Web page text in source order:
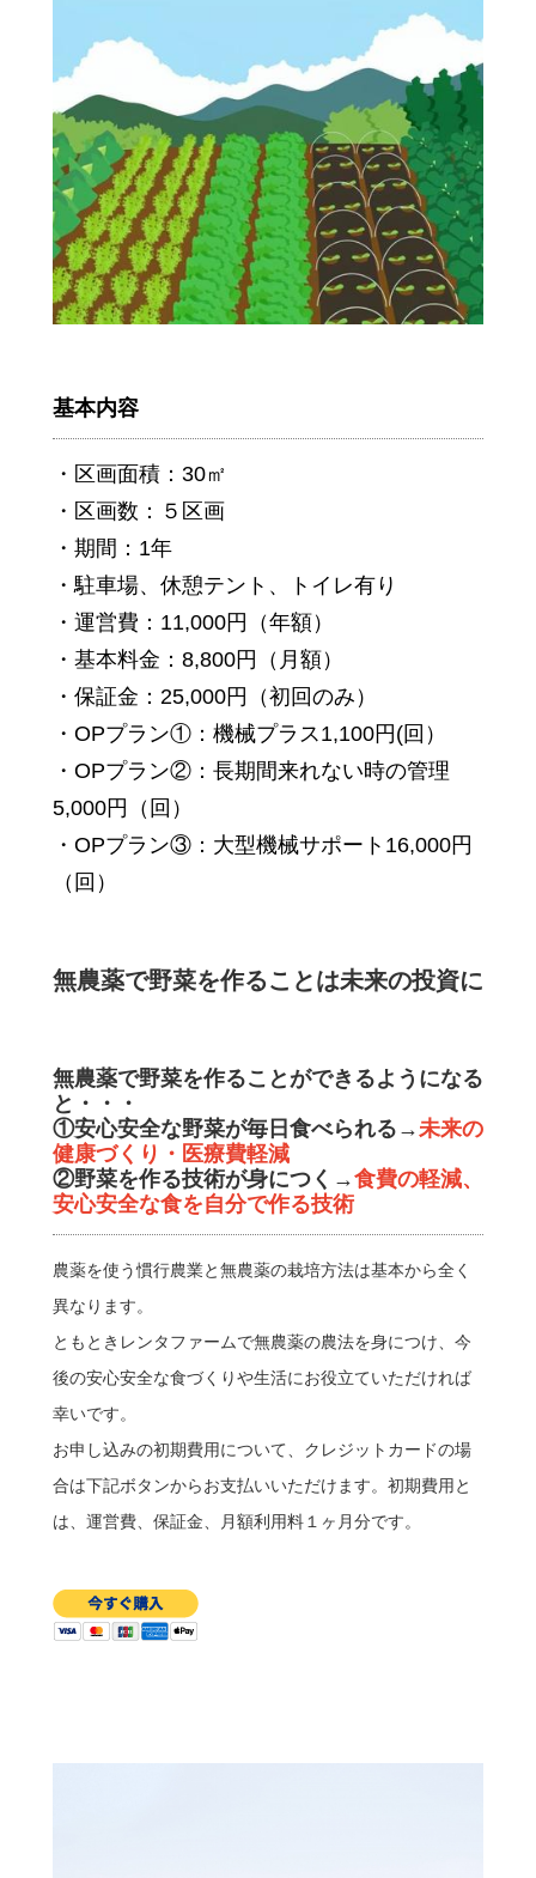
基本内容
・区画面積：30㎡
・区画数：５区画
・期間：1年
・駐車場、休憩テント、トイレ有り
・運営費：11,000円（年額）
・基本料金：8,800円（月額）
・保証金：25,000円（初回のみ）
・OPプラン①：機械プラス1,100円(回）
・OPプラン②：長期間来れない時の管理
5,000円（回）
・OPプラン③：大型機械サポート16,000円
（回）
無農薬で野菜を作ることは未来の投資に
無農薬で野菜を作ることができるようになる
と・・・
①安心安全な野菜が毎日食べられる→ 未来の
健康づくり・医療費軽減
②野菜を作る技術が身につく→食費の軽減、
安心安全な食を自分で作る技術
農薬を使う慣行農業と無農薬の栽培方法は基本から全く
異なります。
ともときレンタファームで無農薬の農法を身につけ、今
後の安心安全な食づくりや生活にお役立ていただければ
幸いです。
お申し込みの初期費用について、クレジットカードの場
合は下記ボタンからお支払いいただけます。初期費用と
は、運営費、保証金、月額利用料１ヶ月分です。